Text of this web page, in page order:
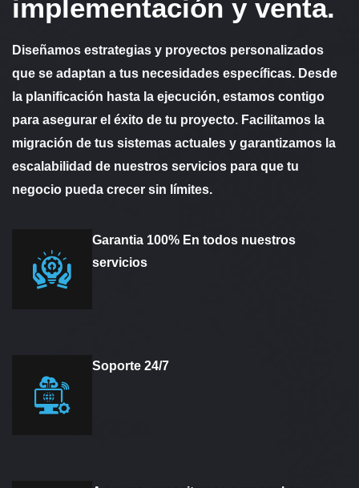
implementación y venta.
Diseñamos estrategias y proyectos personalizados
que se adaptan a tus necesidades específicas. Desde
la planificación hasta la ejecución, estamos contigo
para asegurar el éxito de tu proyecto. Facilitamos la
migración de tus sistemas actuales y garantizamos la
escalabilidad de nuestros servicios para que tu
negocio pueda crecer sin límites.
Garantia 100% En todos nuestros
servicios
Soporte 24/7